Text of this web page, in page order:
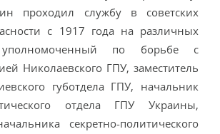
проходил службу в советских
с 1917 года на различных
уполномоченный по борьбе с
Николаевского ГПУ, заместитель
губотдела ГПУ, начальник
отдела ГПУ Украины,
секретно-политического